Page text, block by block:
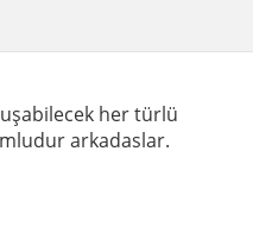
her türlü
arkadaslar.